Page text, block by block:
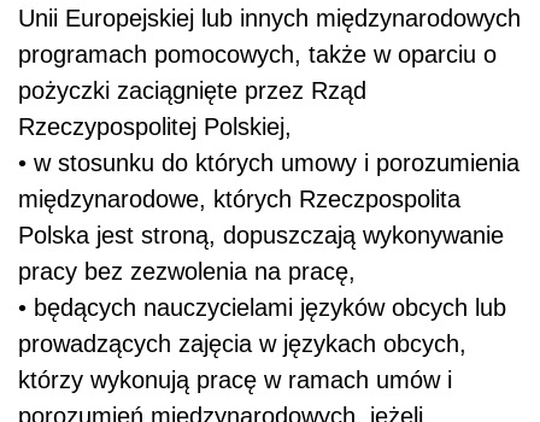
Unii Europejskiej lub innych międzynarodowych
programach pomocowych, także w oparciu o
pożyczki zaciągnięte przez Rząd
Rzeczypospolitej Polskiej,
• w stosunku do których umowy i porozumienia
międzynarodowe, których Rzeczpospolita
Polska jest stroną, dopuszczają wykonywanie
pracy bez zezwolenia na pracę,
• będących nauczycielami języków obcych lub
prowadzących zajęcia w językach obcych,
którzy wykonują pracę w ramach umów i
porozumień międzynarodowych, jeżeli